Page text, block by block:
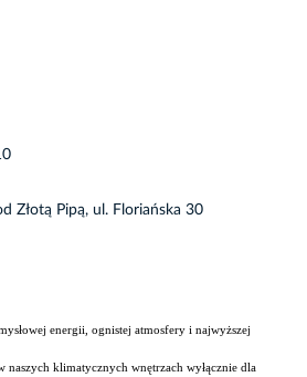
Złotą Pipą, ul. Floriańska 30
energii, ognistej atmosfery i najwyższej
naszych klimatycznych wnętrzach wyłącznie dla